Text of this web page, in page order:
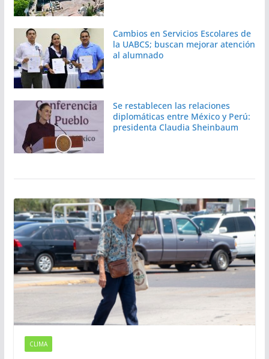
Cambios en Servicios Escolares de
la UABCS; buscan mejorar atención
al alumnado
Se restablecen las relaciones
diplomáticas entre México y Perú:
presidenta Claudia Sheinbaum
CLIMA